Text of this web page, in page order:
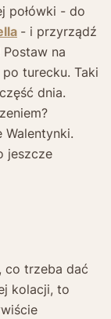
połówki - do
- i przyrządź
na
turecku. Taki
dnia.
Walentynki.
jeszcze
co trzeba dać
kolacji, to